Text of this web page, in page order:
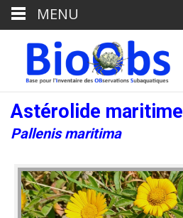
Astérolide maritime
Pallenis maritima
MENU